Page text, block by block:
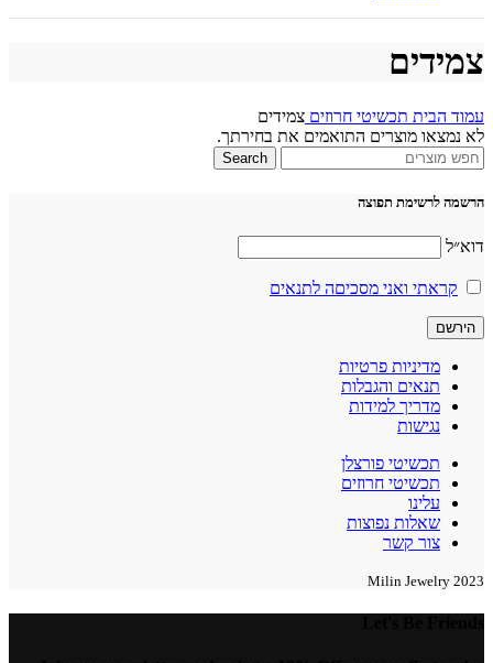
צמידים
עמוד הבית תכשיטי חרוזים צמידים
לא נמצאו מוצרים התואמים את בחירתך.
Search
הרשמה לרשימת תפוצה
דוא״ל
קראתי ואני מסכיםה לתנאים
מדיניות פרטיות
תנאים והגבלות
מדריך למידות
נגישות
תכשיטי פורצלן
תכשיטי חרוזים
עלינו
שאלות נפוצות
צור קשר
2023 Milin Jewelry